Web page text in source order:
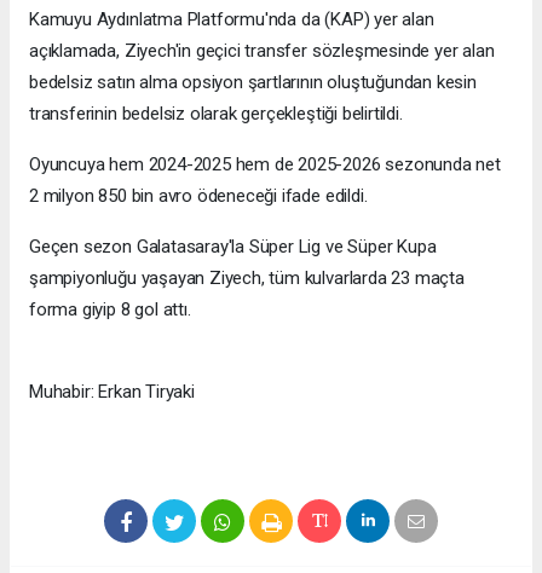
Kamuyu Aydınlatma Platformu'nda da (KAP) yer alan
açıklamada, Ziyech'in geçici transfer sözleşmesinde yer alan
bedelsiz satın alma opsiyon şartlarının oluştuğundan kesin
transferinin bedelsiz olarak gerçekleştiği belirtildi.
Oyuncuya hem 2024-2025 hem de 2025-2026 sezonunda net
2 milyon 850 bin avro ödeneceği ifade edildi.
Geçen sezon Galatasaray'la Süper Lig ve Süper Kupa
şampiyonluğu yaşayan Ziyech, tüm kulvarlarda 23 maçta
forma giyip 8 gol attı.
Muhabir: Erkan Tiryaki